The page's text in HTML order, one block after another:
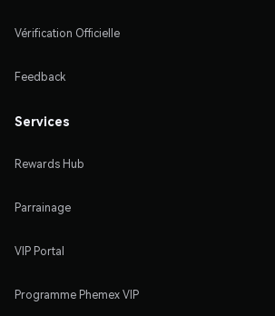
Vérification Officielle
Feedback
Services
Rewards Hub
Parrainage
VIP Portal
Programme Phemex VIP